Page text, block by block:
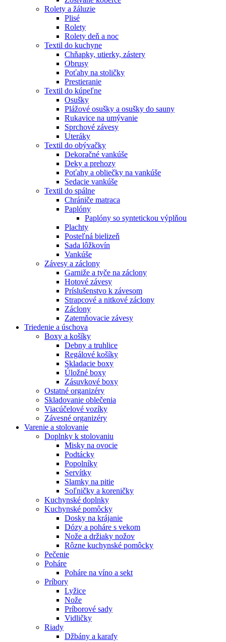
Rolety a žáluzie
Plisé
Rolety
Rolety deň a noc
Textil do kuchyne
Chňapky, utierky, zástery
Obrusy
Poťahy na stoličky
Prestieranie
Textil do kúpeľne
Osušky
Plážové osušky a osušky do sauny
Rukavice na umývanie
Sprchové závesy
Uteráky
Textil do obývačky
Dekoračné vankúše
Deky a prehozy
Poťahy a obliečky na vankúše
Sedacie vankúše
Textil do spálne
Chrániče matraca
Paplóny
Paplóny so syntetickou výplňou
Plachty
Posteľná bielizeň
Sada lôžkovín
Vankúše
Závesy a záclony
Garniže a tyče na záclony
Hotové závesy
Príslušenstvo k závesom
Strapcové a nitkové záclony
Záclony
Zatemňovacie závesy
Triedenie a úschova
Boxy a košíky
Debny a truhlice
Regálové košíky
Skladacie boxy
Úložné boxy
Zásuvkové boxy
Ostatné organizéry
Skladovanie oblečenia
Viacúčelové vozíky
Závesné organizéry
Varenie a stolovanie
Doplnky k stolovaniu
Misky na ovocie
Podtácky
Popolníky
Servítky
Slamky na pitie
Soľničky a koreničky
Kuchynské doplnky
Kuchynské pomôcky
Dosky na krájanie
Dózy a poháre s vekom
Nože a držiaky nožov
Rôzne kuchynské pomôcky
Pečenie
Poháre
Poháre na víno a sekt
Príbory
Lyžice
Nože
Príborové sady
Vidličky
Riady
Džbány a karafy